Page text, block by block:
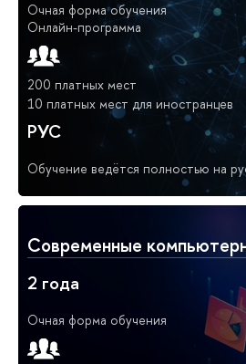
Очная форма обучения
Онлайн-программа
200 платных мест
10 платных мест для иностранцев
РУС
Обучение ведётся полностью на
Современные
2 года
Очная форма обучения